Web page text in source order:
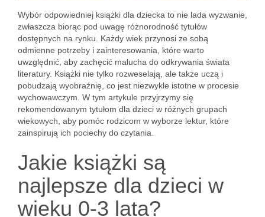
Wybór odpowiedniej książki dla dziecka to nie lada wyzwanie,
zwłaszcza biorąc pod uwagę różnorodność tytułów
dostępnych na rynku. Każdy wiek przynosi ze sobą
odmienne potrzeby i zainteresowania, które warto
uwzględnić, aby zachęcić malucha do odkrywania świata
literatury. Książki nie tylko rozweselają, ale także uczą i
pobudzają wyobraźnię, co jest niezwykle istotne w procesie
wychowawczym. W tym artykule przyjrzymy się
rekomendowanym tytułom dla dzieci w różnych grupach
wiekowych, aby pomóc rodzicom w wyborze lektur, które
zainspirują ich pociechy do czytania.
Jakie książki są
najlepsze dla dzieci w
wieku 0-3 lata?